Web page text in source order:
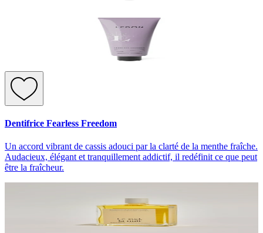
Dentifrice Fearless Freedom
Un accord vibrant de cassis adouci par la clarté de la menthe fraîche.
Audacieux, élégant et tranquillement addictif, il redéfinit ce que peut
être la fraîcheur.